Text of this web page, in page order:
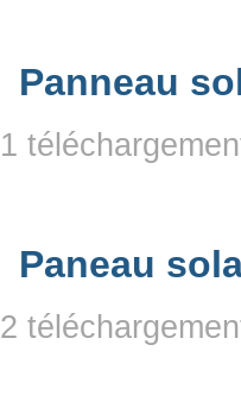
Panneau
1
Paneau
2